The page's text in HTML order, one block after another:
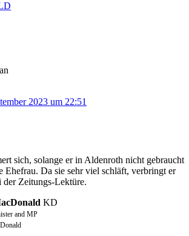
2023 um 22:51
sich, solange er in Aldenroth nicht gebraucht
Ehefrau. Da sie sehr viel schläft, verbringt er
der Zeitungs-Lektüre.
KD
and MP